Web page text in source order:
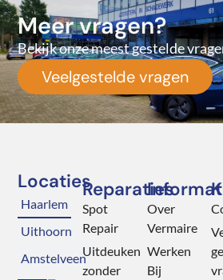
Meer vragen?
Bekijk onze meest gestelde
Veelgestelde vragen
Locaties
Haarlem
Uithoorn
Amstelveen
Reparaties
Spot
Repair
Uitdeuken
zonder
Over
Vermaire
Werken
Bij